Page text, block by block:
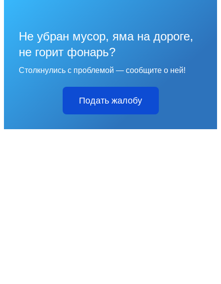
Не убран мусор, яма на дороге,
не горит фонарь?
Столкнулись с проблемой — сообщите о ней!
Подать жалобу